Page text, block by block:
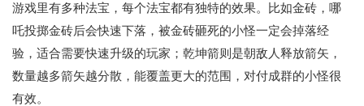
游戏里有多种法宝，每个法宝都有独特的效果。比如金砖，哪
吒投掷金砖后会快速下落，被金砖砸死的小怪一定会掉落经
验，适合需要快速升级的玩家；乾坤箭则是朝敌人释放箭矢，
数量越多箭矢越分散，能覆盖更大的范围，对付成群的小怪很
有效。